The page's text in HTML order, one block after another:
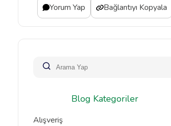
Yorum Yap Bağlantıyı Kopyala
Blog Kategoriler
Alışveriş